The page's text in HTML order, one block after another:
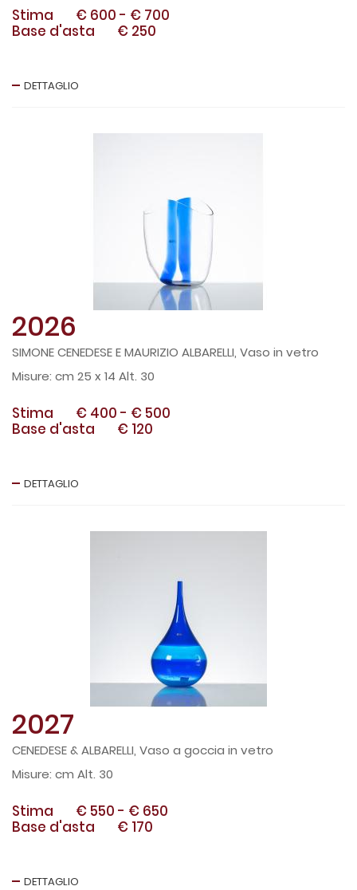
Stima € 600 - € 700
Base d'asta
€ 250
DETTAGLIO
2026
SIMONE CENEDESE E MAURIZIO ALBARELLI, Vaso in vetro
cm 25 x 14 Alt. 30
Stima € 400 - € 500
Base d'asta
€ 120
DETTAGLIO
2027
CENEDESE & ALBARELLI, Vaso a goccia in vetro
cm Alt. 30
Stima € 550 - € 650
Base d'asta
€ 170
DETTAGLIO